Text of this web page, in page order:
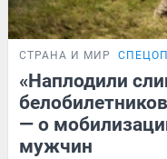
СТРАНА И МИР
«Наплодили
— о
мужчин